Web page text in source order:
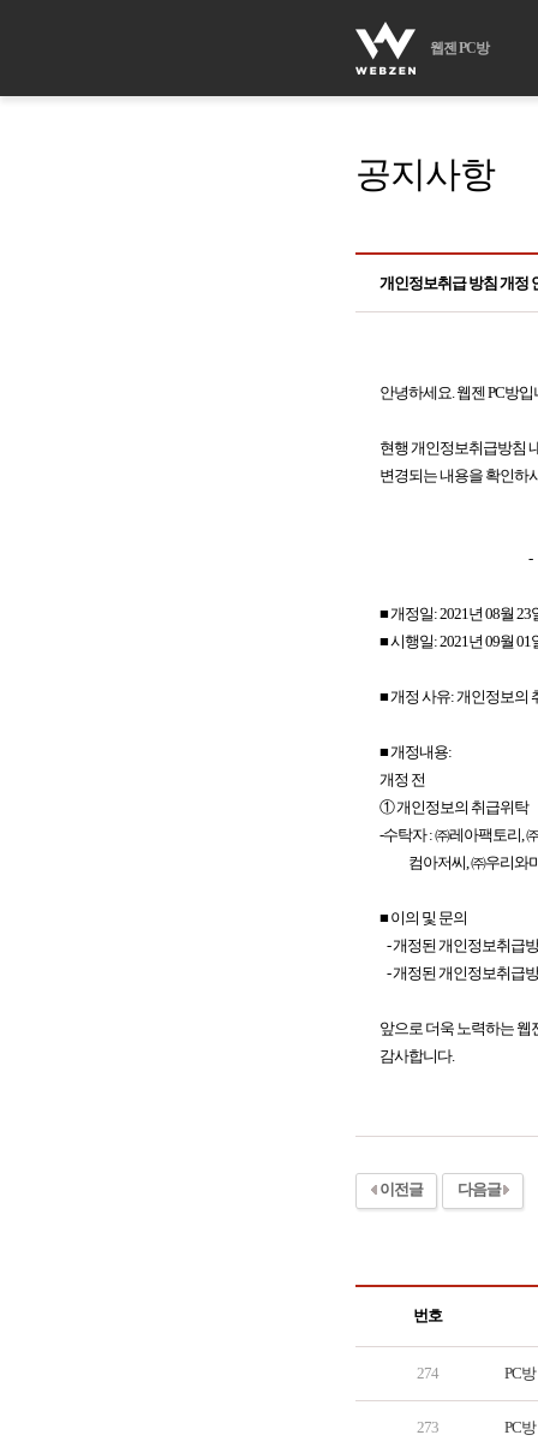
웹젠 PC방
공지사항
개인정보취급 방침 개정
안녕하세요. 웹젠 PC방
현행 개인정보취급방침
변경되는 내용을 확인하
- 다
■ 개정일: 2021년 08월 23
■ 시행일: 2021년 09월 01
■ 개정 사유: 개인정보의
■ 개정내용:
개정 전
① 개인정보의 취
-수탁자 : ㈜레아팩토
컴아저씨, ㈜우
■ 이의 및 문의
- 개정된 개인정보취급
- 개정된 개인정보취급
앞으로 더욱 노력하는 웹
감사합니다.
이전글 다음글
번호
274 PC
273 PC